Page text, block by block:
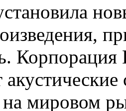
Корпорация
мировом